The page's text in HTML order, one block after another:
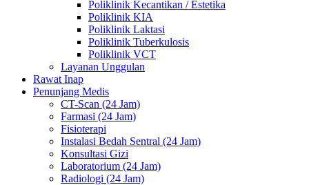
Poliklinik Kecantikan / Estetika
Poliklinik KIA
Poliklinik Laktasi
Poliklinik Tuberkulosis
Poliklinik VCT
Layanan Unggulan
Rawat Inap
Penunjang Medis
CT-Scan (24 Jam)
Farmasi (24 Jam)
Fisioterapi
Instalasi Bedah Sentral (24 Jam)
Konsultasi Gizi
Laboratorium (24 Jam)
Radiologi (24 Jam)